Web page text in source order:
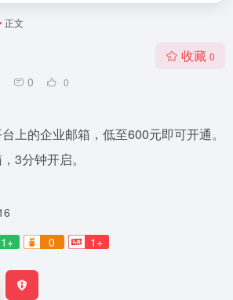
• 正文
0 0
收藏 0
上的企业邮箱，低至600元即可开通。
3分钟开启。
1+ 0 1+